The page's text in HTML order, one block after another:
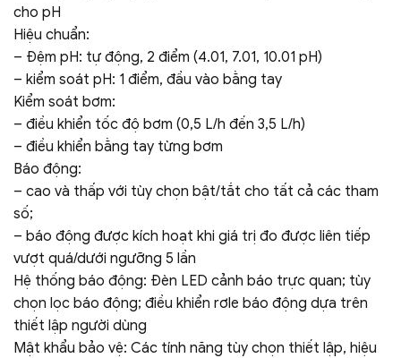
cho pH
Hiệu chuẩn:
– Đệm pH: tự động, 2 điểm (4.01, 7.01, 10.01 pH)
– kiểm soát pH: 1 điểm, đầu vào bằng tay
Kiểm soát bơm:
– điều khiển tốc độ bơm (0,5 L/h đến 3,5 L/h)
– điều khiển bằng tay từng bơm
Báo động:
– cao và thấp với tùy chọn bật/tắt cho tất cả các tham
số;
– báo động được kích hoạt khi giá trị đo được liên tiếp
vượt quá/dưới ngưỡng 5 lần
Hệ thống báo động: Đèn LED cảnh báo trực quan; tùy
chọn lọc báo động; điều khiển rơle báo động dựa trên
thiết lập người dùng
Mật khẩu bảo vệ: Các tính năng tùy chọn thiết lập, hiệu